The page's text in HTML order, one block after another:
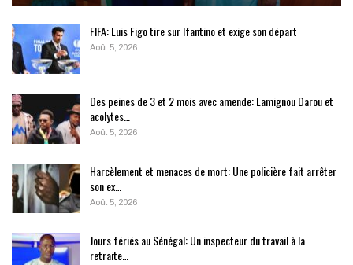
FIFA: Luis Figo tire sur Ifantino et exige son départ
Août 5, 2026
Des peines de 3 et 2 mois avec amende: Lamignou Darou et
acolytes…
Août 5, 2026
Harcèlement et menaces de mort: Une policière fait arrêter
son ex…
Août 5, 2026
Jours fériés au Sénégal: Un inspecteur du travail à la
retraite…